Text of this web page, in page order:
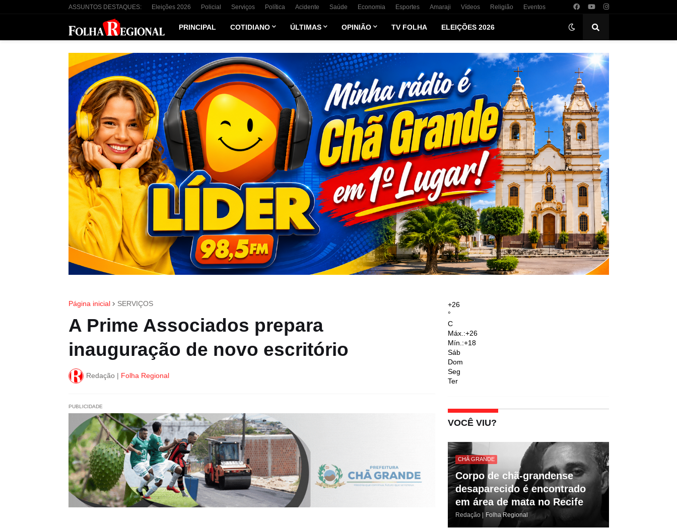
ASSUNTOS DESTAQUES: Eleições 2026 Policial Serviços Política Acidente Saúde Economia Esportes Amaraji Vídeos Religião Eventos
PRINCIPAL COTIDIANO ÚLTIMAS OPINIÃO TV FOLHA ELEIÇÕES 2026
Página inicial SERVIÇOS
A Prime Associados prepara
inauguração de novo escritório
Redação | Folha Regional
PUBLICIDADE
+26
°
C
Máx.:+26
Mín.:+18
Sáb
Dom
Seg
Ter
VOCÊ VIU?
CHÃ GRANDE
Corpo de chã-grandense
desaparecido é encontrado
em área de mata no Recife
Redação | Folha Regional